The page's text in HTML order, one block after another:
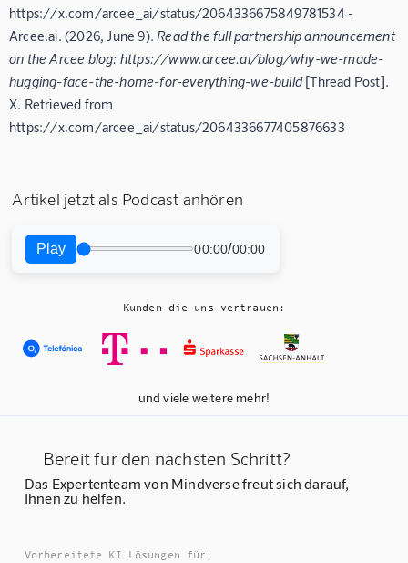
https://x.com/arcee_ai/status/2064336675849781534 -
Arcee.ai. (2026, June 9). Read the full partnership announcement
on the Arcee blog: https://www.arcee.ai/blog/why-we-made-
hugging-face-the-home-for-everything-we-build[Thread Post].
X. Retrieved from
https://x.com/arcee_ai/status/2064336677405876633
Artikel jetzt als Podcast anhören
Play 00:00/00:00
Kunden die uns vertrauen:
und viele weitere mehr!
Bereit für den nächsten Schritt?
Das Expertenteam von Mindverse freut sich darauf,
Ihnen zu helfen.
Vorbereitete KI Lösungen für: